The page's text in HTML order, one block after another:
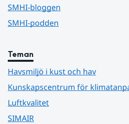
SMHI-bloggen
SMHI-podden
Teman
Havsmiljö i kust och hav
Kunskapscentrum för
Luftkvalitet
SIMAIR